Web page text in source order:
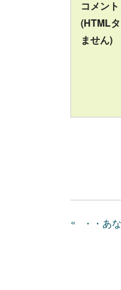
コメント
(HTML
ません)
« ・・あ